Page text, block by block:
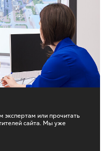
экспертам или прочитать
сайта. Мы уже